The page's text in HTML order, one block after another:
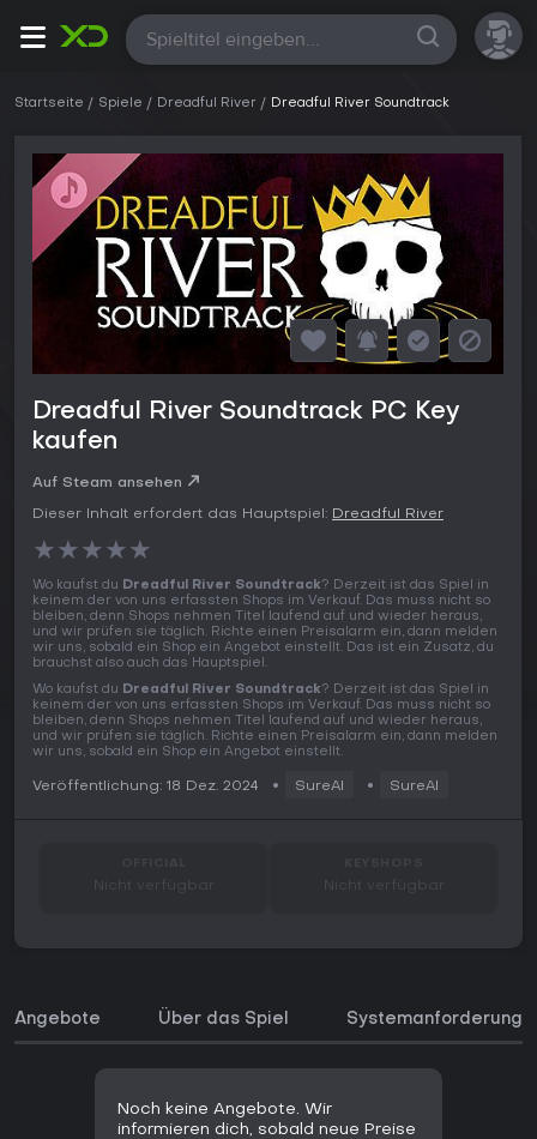
Alle
Startseite Spiele Dreadful River Dreadful River Soundtrack
Dreadful River Soundtrack PC Key
kaufen
Auf Steam ansehen
Dieser Inhalt erfordert das Hauptspiel: Dreadful River
★★★★★
Wo kaufst du Dreadful River Soundtrack? Derzeit ist das Spiel in
keinem der von uns erfassten Shops im Verkauf. Das muss nicht so
bleiben, denn Shops nehmen Titel laufend auf und wieder heraus,
und wir prüfen sie täglich. Richte einen Preisalarm ein, dann melden
wir uns, sobald ein Shop ein Angebot einstellt. Das ist ein Zusatz, du
brauchst also auch das Hauptspiel.
Wo kaufst du Dreadful River Soundtrack? Derzeit ist das Spiel in
keinem der von uns erfassten Shops im Verkauf. Das muss nicht so
bleiben, denn Shops nehmen Titel laufend auf und wieder heraus,
und wir prüfen sie täglich. Richte einen Preisalarm ein, dann melden
wir uns, sobald ein Shop ein Angebot einstellt.
Veröffentlichung: 18 Dez. 2024 SureAI SureAI
Nicht verfügbar Nicht verfügbar
Angebote Über das Spiel
Noch keine Angebote. Wir
informieren dich, sobald neue Preise